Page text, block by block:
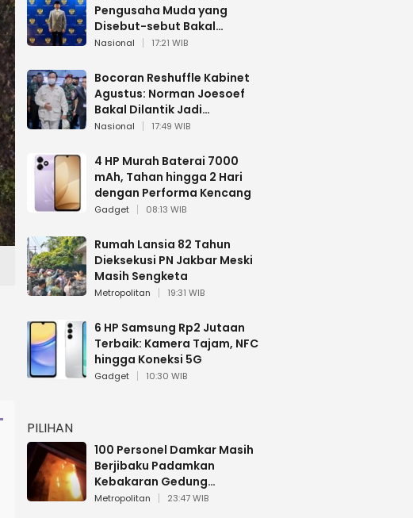
Pengusaha Muda yang
Disebut-sebut Bakal
Dilantik Jadi Wamenhan RI
Nasional 17:21 WIB
Bocoran Reshuffle Kabinet
Agustus: Norman Joesoef
Bakal Dilantik Jadi
Wamenhan RI
Nasional 17:49 WIB
4 HP Murah Baterai 7000
mAh, Tahan hingga 2 Hari
dengan Performa Kencang
Gadget 08:13 WIB
Rumah Lansia 82 Tahun
Dieksekusi PN Jakbar Meski
Masih Sengketa
Metropolitan 19:31 WIB
6 HP Samsung Rp2 Jutaan
Terbaik: Kamera Tajam, NFC
hingga Koneksi 5G
Gadget 10:30 WIB
PILIHAN
100 Personel Damkar Masih
Berjibaku Padamkan
Kebakaran Gedung
Bapenda DKI
Metropolitan 23:47 WIB